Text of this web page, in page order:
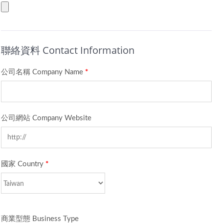
聯絡資料 Contact Information
公司名稱 Company Name *
公司網站 Company Website
國家 Country *
商業型態 Business Type